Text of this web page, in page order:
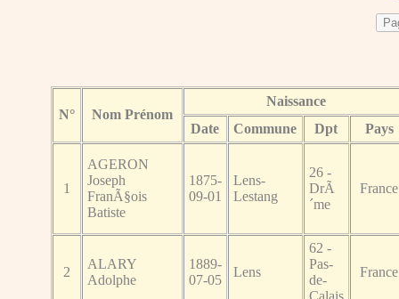
N° Nom Prénom
Naissance
Date
Commune Dpt Pays
1
AGERON
Joseph
FranÃ§ois
Batiste
1875-
09-01
Lens-
Lestang
26 -
DrÃ
´me
France
2
ALARY
Adolphe
1889-
07-05
Lens
62 -
Pas-
de-
France